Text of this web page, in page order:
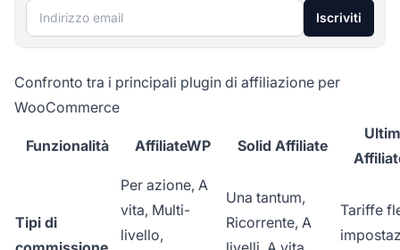
Indirizzo email Iscriviti
Confronto tra i principali plugin di affiliazione per
WooCommerce
Funzionalità AffiliateWP Solid Affiliate
Tipi di
Per azione, A
vita, Multi-
livello,
Una tantum,
Ricorrente, A
Tariffe